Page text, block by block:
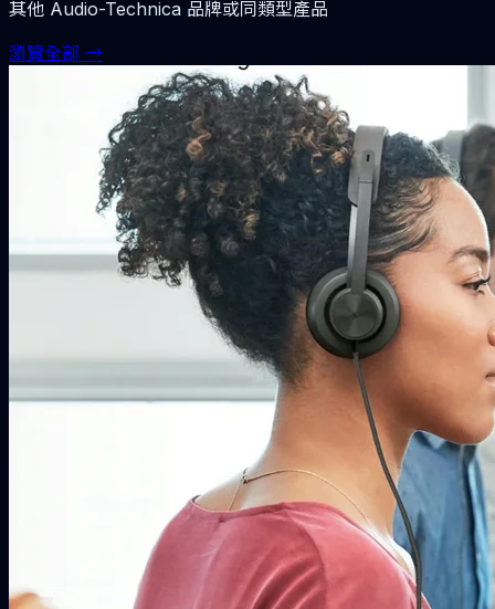
其他 Audio-Technica 品牌或同類型產品
瀏覽全部 →